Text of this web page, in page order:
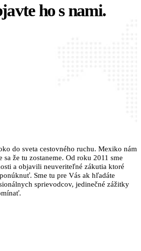
ho s nami.
do sveta cestovného ruchu. Mexiko nám
že tu zostaneme. Od roku 2011 sme
a objavili neuveriteľné zákutia ktoré
Sme tu pre Vás ak hľadáte
sprievodcov, jedinečné zážitky